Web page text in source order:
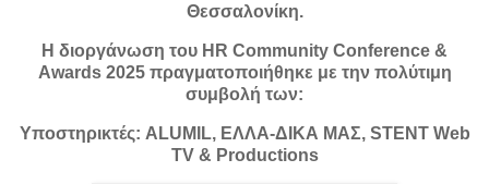
Θεσσαλονίκη.
Η διοργάνωση του HR Community Conference &
Awards 2025 πραγματοποιήθηκε με την πολύτιμη
συμβολή των:
Υποστηρικτές: ALUMIL, ΕΛΛΑ-ΔΙΚΑ ΜΑΣ, STENT Web
TV & Productions